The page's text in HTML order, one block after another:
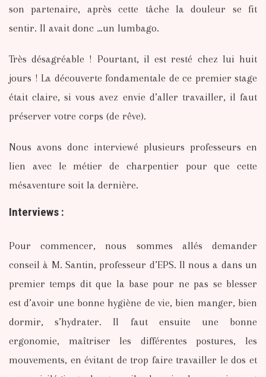
son partenaire, après cette tâche la douleur se fit
sentir. Il avait donc …un lumbago.
Très désagréable ! Pourtant, il est resté chez lui huit
jours ! La découverte fondamentale de ce premier stage
était claire, si vous avez envie d’aller travailler, il faut
préserver votre corps (de rêve).
Nous avons donc interviewé plusieurs professeurs en
lien avec le métier de charpentier pour que cette
mésaventure soit la dernière.
Interviews :
Pour commencer, nous sommes allés demander
conseil à M. Santin, professeur d’EPS. Il nous a dans un
premier temps dit que la base pour ne pas se blesser
est d’avoir une bonne hygiène de vie, bien manger, bien
dormir, s’hydrater.Il faut ensuite une bonne
ergonomie, maîtriser les différentes postures, les
mouvements, en évitant de trop faire travailler le dos et